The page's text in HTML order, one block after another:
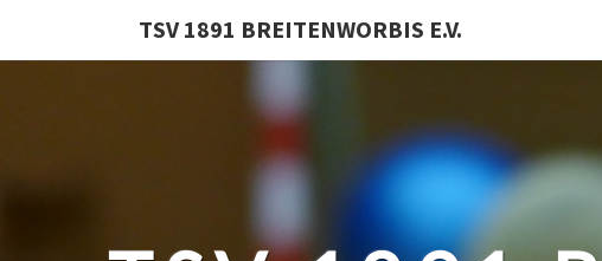
TSV 1891 BREITENWORBIS E.V.